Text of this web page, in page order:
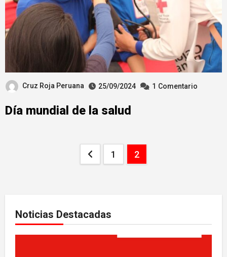
Cruz Roja Peruana 25/09/2024 1 Comentario
Día mundial de la salud
1 2
Noticias Destacadas